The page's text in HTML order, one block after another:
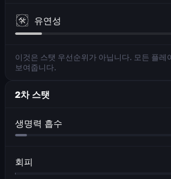
유연성
이것은 스탯 우선순위가 아닙니다. 모든 플레
보여줍니다.
2차 스탯
생명력 흡수
회피